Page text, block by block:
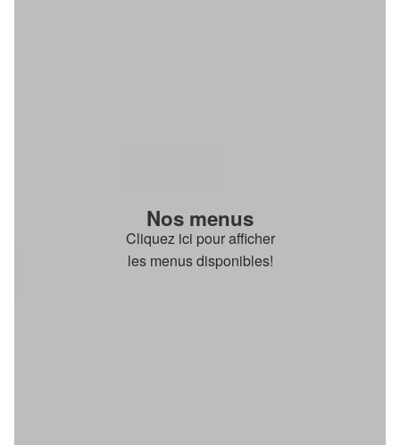
Nos menus
Cliquez ici pour afficher
les menus disponibles!